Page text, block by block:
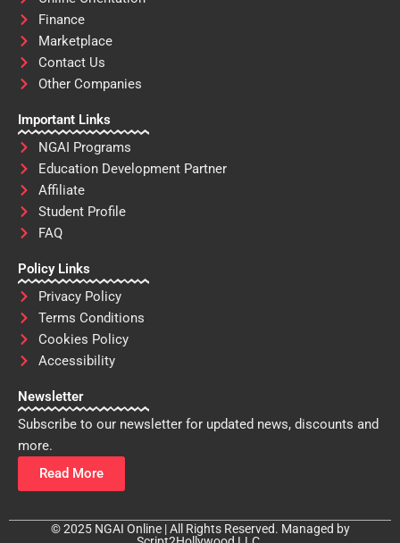
Finance
Marketplace
Contact Us
Other Companies
Important Links
NGAI Programs
Education Development Partner
Affiliate
Student Profile
FAQ
Policy Links
Privacy Policy
Terms Conditions
Cookies Policy
Accessibility
Newsletter
Subscribe to our newsletter for updated news, discounts and
more.
Read More
© 2025 NGAI Online | All Rights Reserved. Managed by